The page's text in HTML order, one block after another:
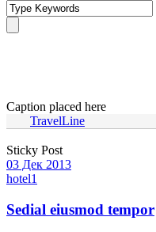
Caption placed here
TravelLine
Sticky Post
03 Дек 2013
hotel1
Sedial eiusmod tempor